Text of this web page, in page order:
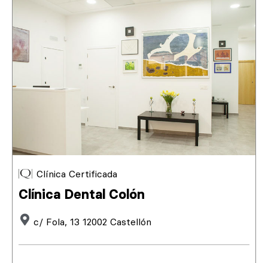
Clínica Certificada
Clínica Dental Colón
c/ Fola, 13 12002 Castellón